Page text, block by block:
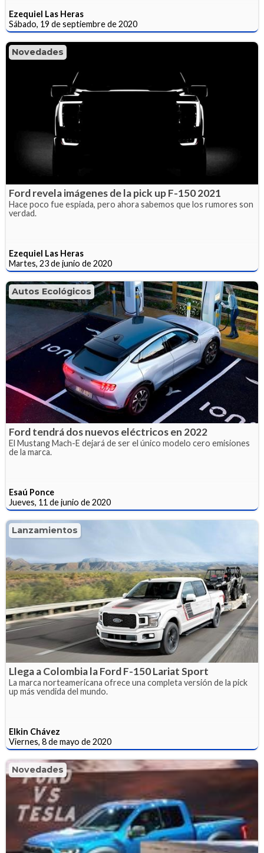
Ezequiel Las Heras
Sábado, 19 de septiembre de 2020
Novedades
Ford revela imágenes de la pick up F-150 2021
Hace poco fue espiada, pero ahora sabemos que los rumores son
verdad.
Ezequiel Las Heras
Martes, 23 de junio de 2020
Autos Ecológicos
Ford tendrá dos nuevos eléctricos en 2022
El Mustang Mach-E dejará de ser el único modelo cero emisiones
de la marca.
Esaú Ponce
Jueves, 11 de junio de 2020
Lanzamientos
Llega a Colombia la Ford F-150 Lariat Sport
La marca norteamericana ofrece una completa versión de la pick
up más vendida del mundo.
Elkin Chávez
Viernes, 8 de mayo de 2020
Novedades